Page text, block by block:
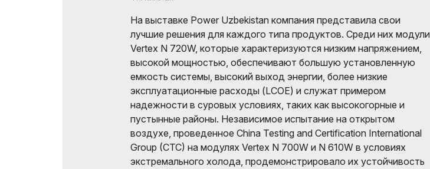
На выставке Power Uzbekistan компания представила свои
лучшие решения для каждого типа продуктов. Среди них модули
Vertex N 720W, которые характеризуются низким напряжением,
высокой мощностью, обеспечивают большую установленную
емкость системы, высокий выход энергии, более низкие
эксплуатационные расходы (LCOE) и служат примером
надежности в суровых условиях, таких как высокогорные и
пустынные районы. Независимое испытание на открытом
воздухе, проведенное China Testing and Certification International
Group (CTC) на модулях Vertex N 700W и N 610W в условиях
экстремального холода, продемонстрировало их устойчивость